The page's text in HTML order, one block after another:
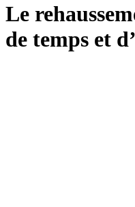
Le
de temps et